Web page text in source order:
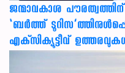
ജന്മാവകാശ പൗരത്വത്തിന്
‘ബര്‍ത്ത്
എക്‌സിക്യൂട്ടീവ്